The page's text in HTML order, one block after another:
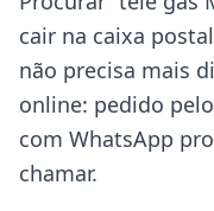
cair na caixa
não precisa mais
online: pedido
com WhatsApp
chamar.